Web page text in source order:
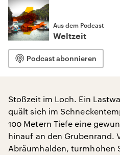
Aus dem Podcast
Weltzeit
Podcast abonnieren
Stoßzeit im Loch. Ein
quält sich im
100 Metern Tiefe eine
hinauf an den Grubenrand.
Abräumhalden, turmhohen